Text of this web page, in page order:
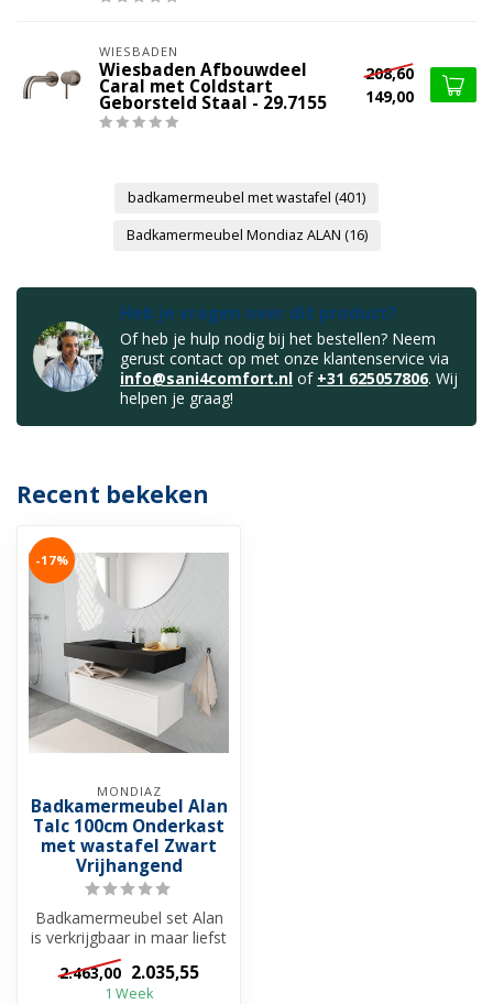
WIESBADEN
Wiesbaden Afbouwdeel
Caral met Coldstart
Geborsteld Staal - 29.7155
208,60
149,00
badkamermeubel met wastafel (401)
Badkamermeubel Mondiaz ALAN (16)
Heb je vragen over dit product?
Of heb je hulp nodig bij het bestellen? Neem
gerust contact op met onze klantenservice via
info@sani4comfort.nl of +31 625057806. Wij
helpen je graag!
Recent bekeken
-17%
MONDIAZ
Badkamermeubel Alan
Talc 100cm Onderkast
met wastafel Zwart
Vrijhangend
Badkamermeubel set Alan
is verkrijgbaar in maar liefst
26 verschillende kleuren ...
2.463,00 2.035,55
1 Week